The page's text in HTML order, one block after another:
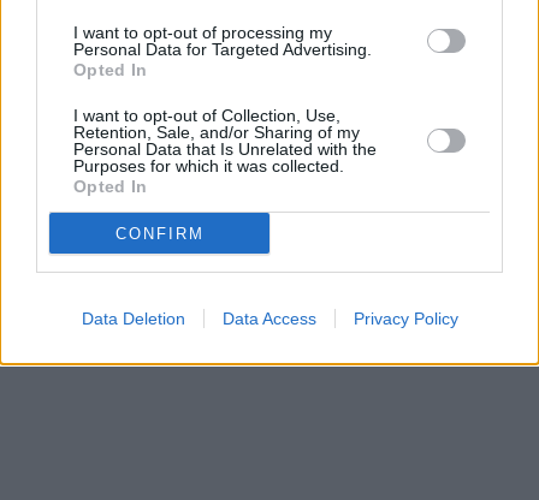
I want to opt-out of processing my
Personal Data for Targeted Advertising.
Opted In
I want to opt-out of Collection, Use,
Retention, Sale, and/or Sharing of my
Personal Data that Is Unrelated with the
Purposes for which it was collected.
Opted In
CONFIRM
Data Deletion Data Access Privacy Policy
O webu parabola.cz•O souborech cookies•
Dovolená u moře •Bazény